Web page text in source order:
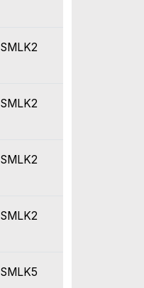
SMLK2
SMLK2
SMLK2
SMLK2
SMLK5